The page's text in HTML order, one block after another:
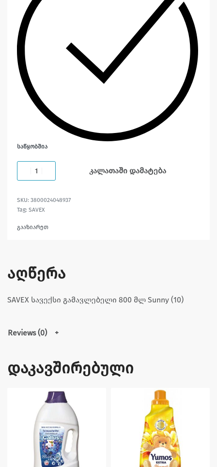
ᲡᲐᲬᲧᲝᲑᲨᲘᲐ
კალათაში დამატება
3800024048937
Tag: SAVEX
გააზიარეთ
აღწერა
SAVEX სავექსი გამავლებელი 800 მლ Sunny (10)
Reviews (0)
დაკავშირებული